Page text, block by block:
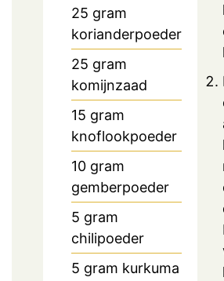
25 gram
korianderpoeder
25 gram
komijnzaad
15 gram
knoflookpoeder
10 gram
gemberpoeder
5 gram
chilipoeder
5 gram kurkuma